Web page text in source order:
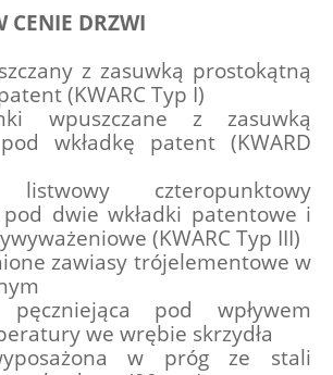
CENIE DRZWI
z zasuwką prostokątną
(KWARC Typ I)
wpuszczane z zasuwką
wkładkę patent (KWARD
czteropunktowy
dwie wkładki patentowe i
(KWARC Typ III)
zawiasy trójelementowe w
pod wpływem
we wrębie skrzydła
w próg ze stali